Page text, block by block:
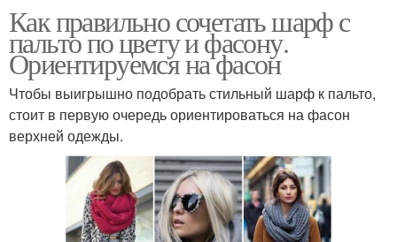
Как правильно сочетать шарф с
пальто по цвету и фасону.
Ориентируемся на фасон
Чтобы выигрышно подобрать стильный шарф к пальто,
стоит в первую очередь ориентироваться на фасон
верхней одежды.